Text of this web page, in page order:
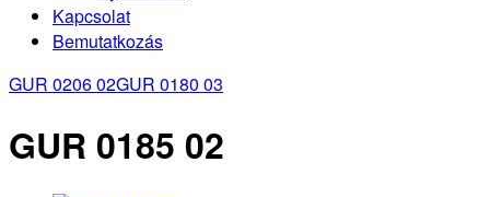
Kapcsolat
Bemutatkozás
GUR 0206 02GUR 0180 03
GUR 0185 02